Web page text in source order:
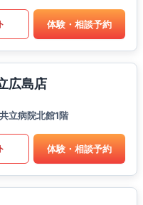
体験・相談予約
広島店
立病院北館1階
体験・相談予約